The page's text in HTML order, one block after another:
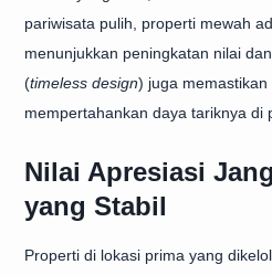
pariwisata pulih, properti mewah
menunjukkan peningkatan nilai
(timeless design) juga memastikan
mempertahankan daya tariknya di
Nilai Apresiasi
yang Stabil
Properti di lokasi prima yang